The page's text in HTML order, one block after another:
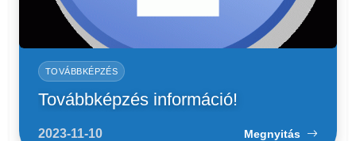
TOVÁBBKÉPZÉS
Továbbképzés információ!
2023-11-10 Megnyitás